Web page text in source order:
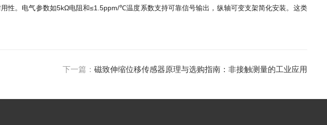
性。电气参数如5kΩ电阻和≤1.5ppm/℃温度系数支持可靠信号输出，纵轴可变支架简化安装。这类
下一篇： 磁致伸缩位移传感器原理与选购指南：非接触测量的工业应用